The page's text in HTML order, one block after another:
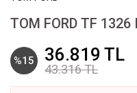
TOM FORD TF 1326
%15 36.819 TL
43.316 TL